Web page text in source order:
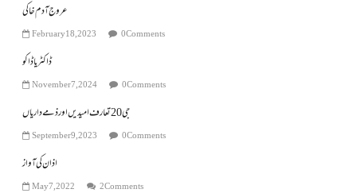
عروج آدم خاکی
February 18, 2023 0 Comments
ڈاکٹر یا ڈاکو
November 7, 2024 0 Comments
جی 20 تعارف امیدیں اور ذمے داریاں
September 9, 2023 0 Comments
اذان کی آواز
May 7, 2022 2 Comments